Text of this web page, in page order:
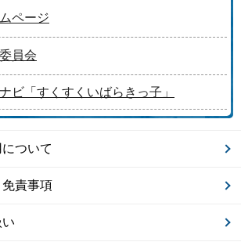
ページ
員会
ビ「すくすくいばらきっ子」
ついて
免責事項